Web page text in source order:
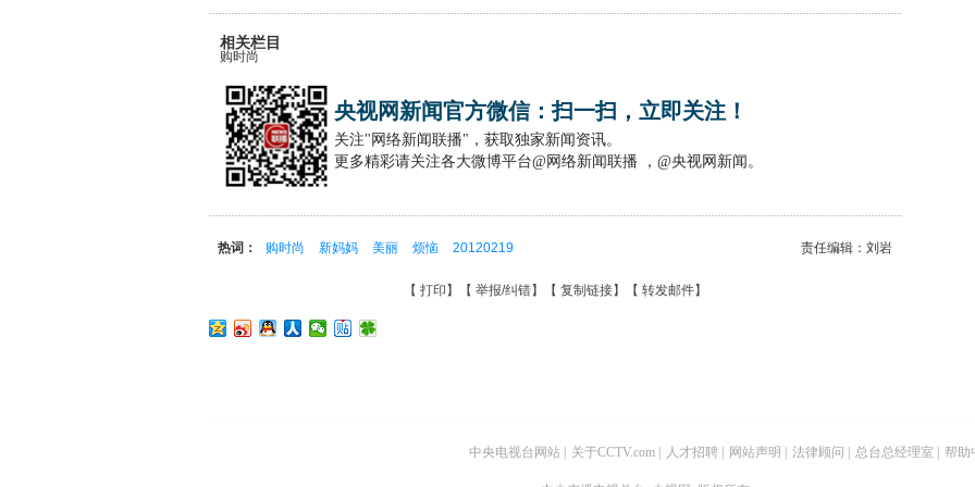
相关栏目
购时尚
央视网新闻官方微信：扫一扫，立即关注！
关注"网络新闻联播"，获取独家新闻资讯。
更多精彩请关注各大微博平台@网络新闻联播 ，@央视网新闻。
责任编辑：刘岩
热词： 购时尚 新妈妈 美丽 烦恼 20120219
【 打印 】【 举报/纠错】【 复制链接】【 转发邮件】
中央电视台网站 关于CCTV.com 人才招聘 网站声明 法律顾问 总台总经理室 帮助